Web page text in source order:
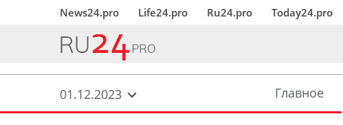
News24.pro Life24.pro Ru24.pro Today24.pro
01.12.2023 Главное